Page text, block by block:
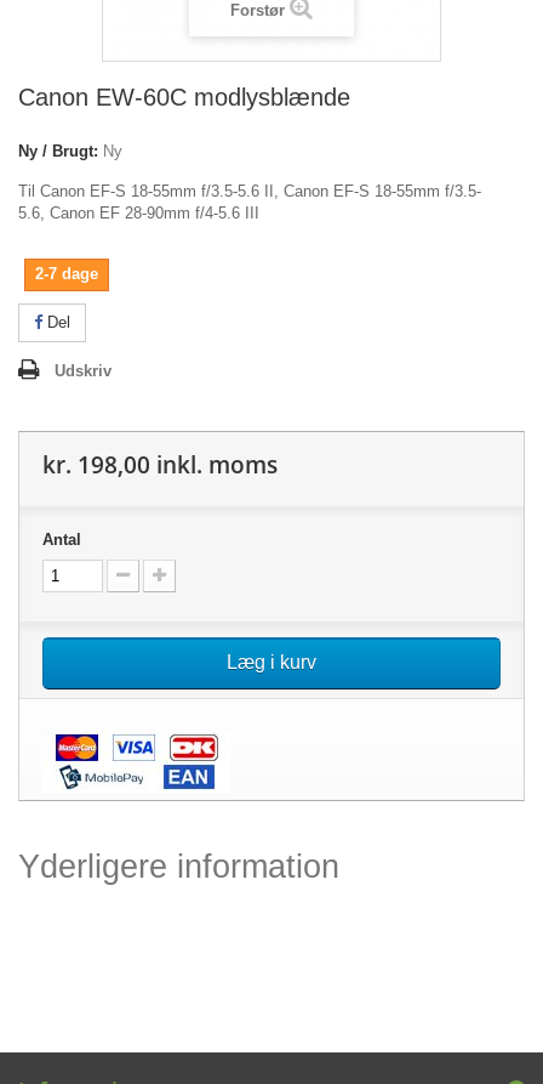
Forstør
Canon EW-60C modlysblænde
Ny / Brugt: Ny
Til Canon EF-S 18-55mm f/3.5-5.6 II, Canon EF-S 18-55mm f/3.5-
5.6, Canon EF 28-90mm f/4-5.6 III
2-7 dage
Del
Udskriv
kr. 198,00 inkl. moms
Antal
Læg i kurv
Yderligere information